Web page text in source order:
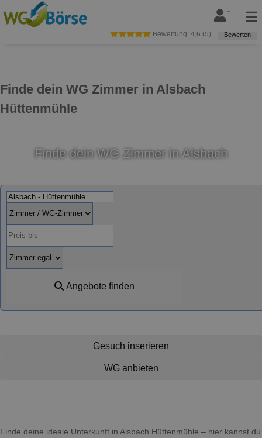
Finde dein WG Zimmer in Alsbach
Hüttenmühle
Bewertung: 4,6 (5) Bewerten
Finde dein WG Zimmer in Alsbach
Angebote finden
Gesuch inserieren
WG anbieten
Finde deine ideale Unterkunft in Alsbach Hüttenmühle – hier kannst du